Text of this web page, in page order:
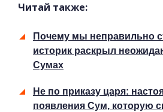
Читай также:
Почему мы неправильно
историк раскрыл
Сумах
Не по приказу царя:
появления Сум, которую